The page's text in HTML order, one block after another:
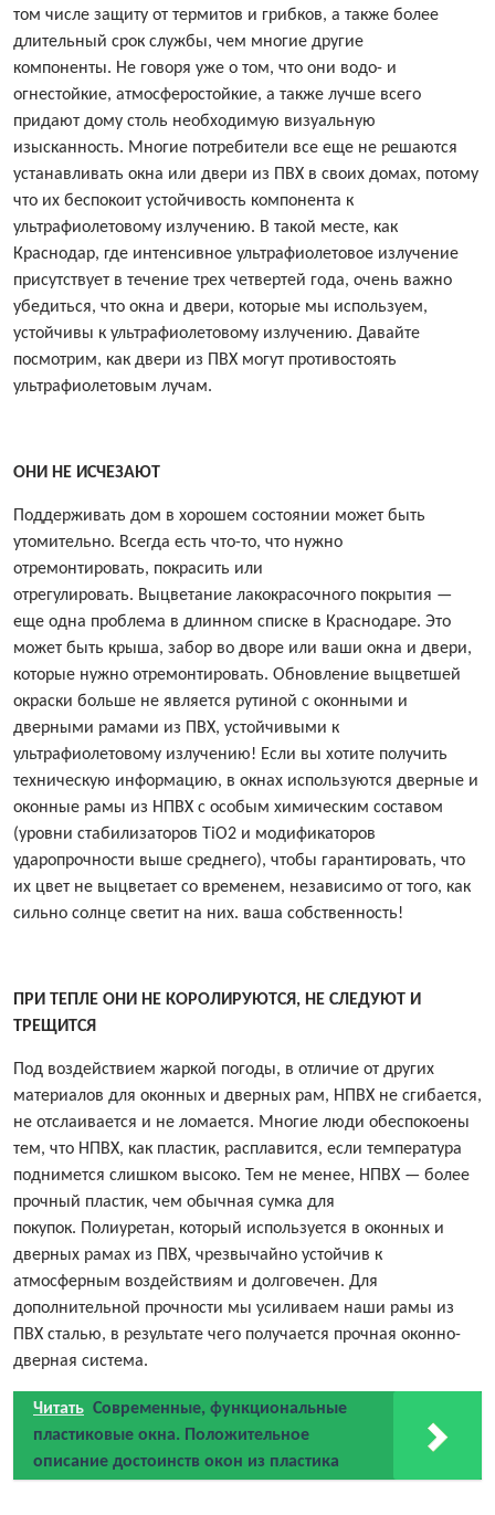
том числе защиту от термитов и грибков, а также более
длительный срок службы, чем многие другие
компоненты. Не говоря уже о том, что они водо- и
огнестойкие, атмосферостойкие, а также лучше всего
придают дому столь необходимую визуальную
изысканность. Многие потребители все еще не решаются
устанавливать окна или двери из ПВХ в своих домах, потому
что их беспокоит устойчивость компонента к
ультрафиолетовому излучению. В такой месте, как
Краснодар, где интенсивное ультрафиолетовое излучение
присутствует в течение трех четвертей года, очень важно
убедиться, что окна и двери, которые мы используем,
устойчивы к ультрафиолетовому излучению. Давайте
посмотрим, как двери из ПВХ могут противостоять
ультрафиолетовым лучам.
ОНИ НЕ ИСЧЕЗАЮТ
Поддерживать дом в хорошем состоянии может быть
утомительно. Всегда есть что-то, что нужно
отремонтировать, покрасить или
отрегулировать. Выцветание лакокрасочного покрытия —
еще одна проблема в длинном списке в Краснодаре. Это
может быть крыша, забор во дворе или ваши окна и двери,
которые нужно отремонтировать. Обновление выцветшей
окраски больше не является рутиной с оконными и
дверными рамами из ПВХ, устойчивыми к
ультрафиолетовому излучению! Если вы хотите получить
техническую информацию, в окнах используются дверные и
оконные рамы из НПВХ с особым химическим составом
(уровни стабилизаторов TiO2 и модификаторов
ударопрочности выше среднего), чтобы гарантировать, что
их цвет не выцветает со временем, независимо от того, как
сильно солнце светит на них. ваша собственность!
ПРИ ТЕПЛЕ ОНИ НЕ КОРОЛИРУЮТСЯ, НЕ СЛЕДУЮТ И
ТРЕЩИТСЯ
Под воздействием жаркой погоды, в отличие от других
материалов для оконных и дверных рам, НПВХ не сгибается,
не отслаивается и не ломается. Многие люди обеспокоены
тем, что НПВХ, как пластик, расплавится, если температура
поднимется слишком высоко. Тем не менее, НПВХ — более
прочный пластик, чем обычная сумка для
покупок. Полиуретан, который используется в оконных и
дверных рамах из ПВХ, чрезвычайно устойчив к
атмосферным воздействиям и долговечен. Для
дополнительной прочности мы усиливаем наши рамы из
ПВХ сталью, в результате чего получается прочная оконно-
дверная система.
Читать Современные, функциональные
пластиковые окна. Положительное
описание достоинств окон из пластика